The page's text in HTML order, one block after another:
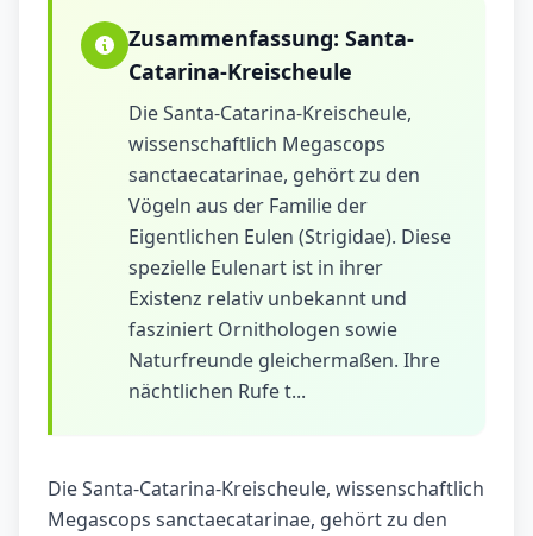
Zusammenfassung: Santa-
Catarina-Kreischeule
Die Santa-Catarina-Kreischeule,
wissenschaftlich Megascops
sanctaecatarinae, gehört zu den
Vögeln aus der Familie der
Eigentlichen Eulen (Strigidae). Diese
spezielle Eulenart ist in ihrer
Existenz relativ unbekannt und
fasziniert Ornithologen sowie
Naturfreunde gleichermaßen. Ihre
nächtlichen Rufe t...
Die Santa-Catarina-Kreischeule, wissenschaftlich
Megascops sanctaecatarinae, gehört zu den